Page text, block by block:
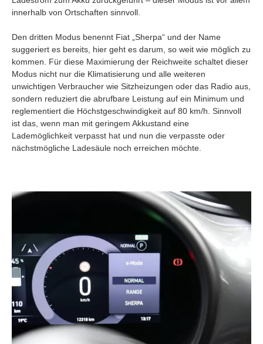
innerhalb von Ortschaften sinnvoll.
Den dritten Modus benennt Fiat „Sherpa“ und der Name
suggeriert es bereits, hier geht es darum, so weit wie möglich zu
kommen. Für diese Maximierung der Reichweite schaltet dieser
Modus nicht nur die Klimatisierung und alle weiteren
unwichtigen Verbraucher wie Sitzheizungen oder das Radio aus,
sondern reduziert die abrufbare Leistung auf ein Minimum und
reglementiert die Höchstgeschwindigkeit auf 80 km/h. Sinnvoll
ist das, wenn man mit geringem Akkustand eine
Lademöglichkeit verpasst hat und nun die verpasste oder
nächstmögliche Ladesäule noch erreichen möchte.